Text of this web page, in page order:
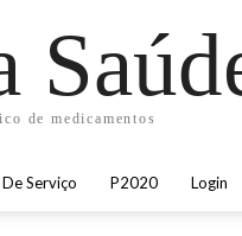
de medicamentos
Serviço P2020 Login